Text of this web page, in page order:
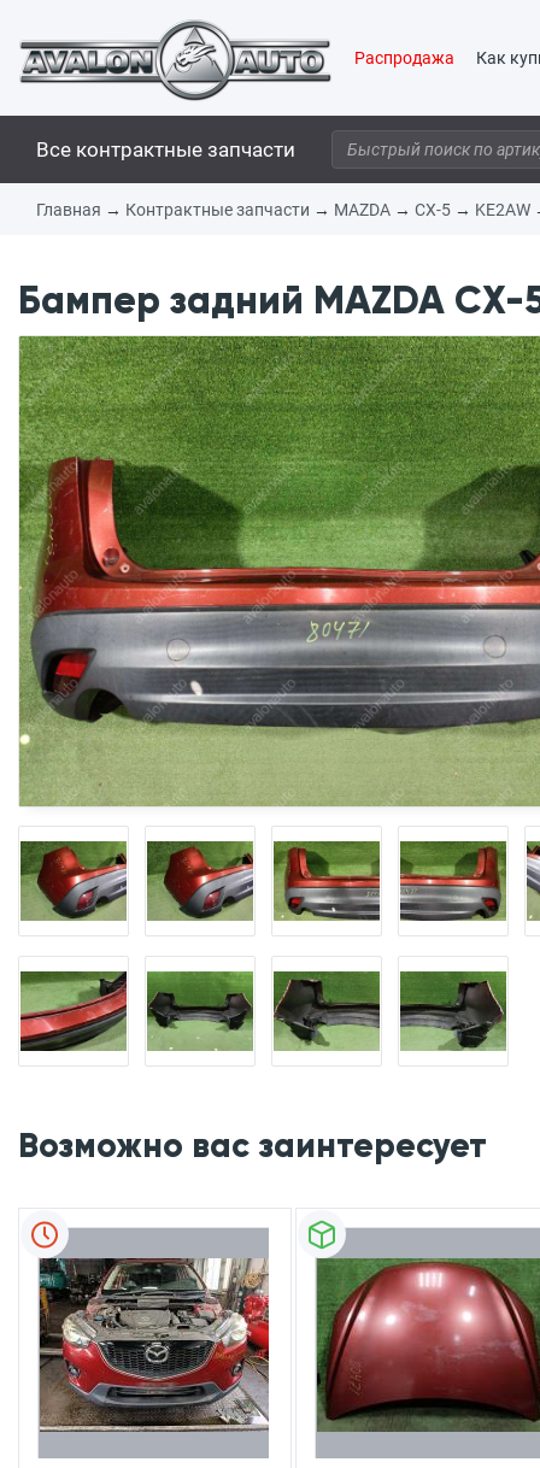
Распродажа Как
Все контрактные запчасти
Главная → Контрактные запчасти → MAZDA → CX-5 → KE2AW
Бампер задний MAZDA CX-
Возможно вас заинтересует